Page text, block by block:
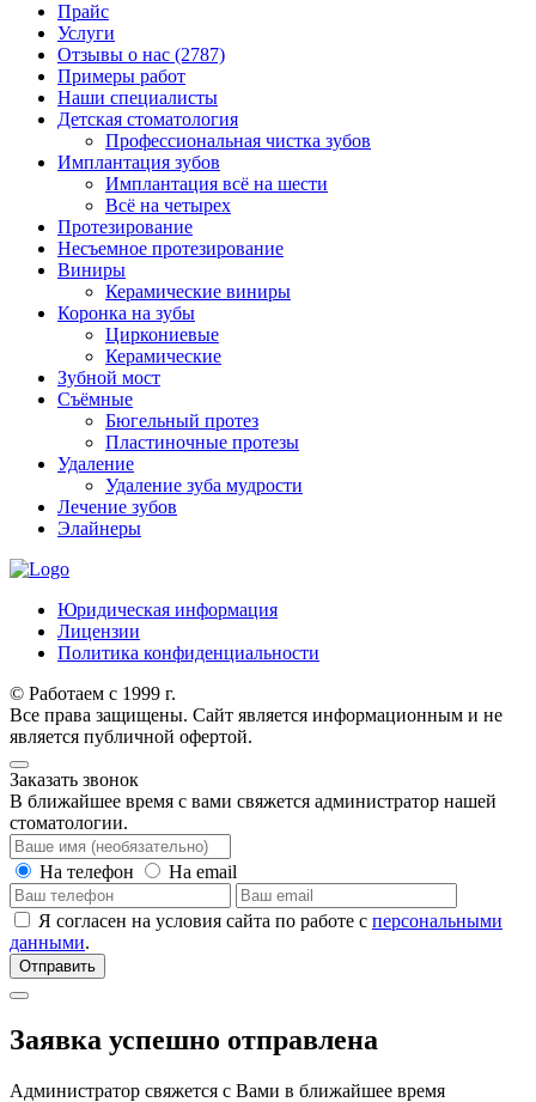
Прайс
Услуги
Отзывы о нас (2787)
Примеры работ
Наши специалисты
Детская стоматология
Профессиональная чистка зубов
Имплантация зубов
Имплантация всё на шести
Всё на четырех
Протезирование
Несъемное протезирование
Виниры
Керамические виниры
Коронка на зубы
Циркониевые
Керамические
Зубной мост
Съёмные
Бюгельный протез
Пластиночные протезы
Удаление
Удаление зуба мудрости
Лечение зубов
Элайнеры
Юридическая информация
Лицензии
Политика конфиденциальности
© Работаем с 1999 г.
Все права защищены. Сайт является информационным и не
является публичной офертой.
Заказать звонок
В ближайшее время с вами свяжется администратор нашей
стоматологии.
На телефон На email
Я согласен на условия сайта по работе с персональными
данными.
Отправить
Заявка успешно отправлена
Администратор свяжется с Вами в ближайшее время